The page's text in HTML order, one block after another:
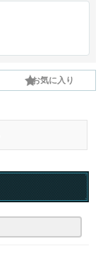
お気に入り